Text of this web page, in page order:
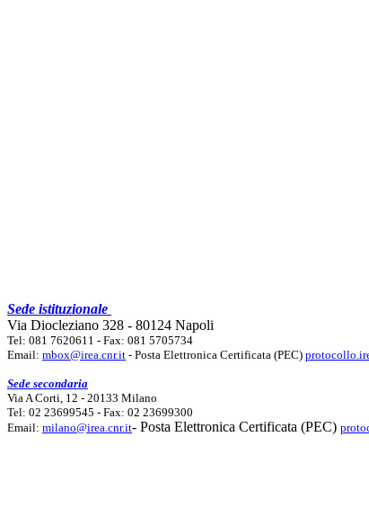
Sede istituzionale
Via Diocleziano 328 - 80124 Napoli
Tel: 081 7620611 - Fax: 081 5705734
Email: mbox@irea.cnr.it - Posta Elettronica Certificata (PEC)
Sede secondaria
Via A Corti, 12 - 20133 Milano
Tel: 02 23699545 - Fax: 02 23699300
Email: milano@irea.cnr.it- Posta Elettronica Certificata (PEC)